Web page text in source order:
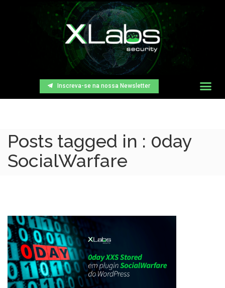
Inscreva-se na nossa Newsletter
Posts tagged in : 0day
SocialWarfare